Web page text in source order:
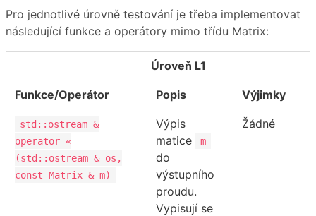
Pro jednotlivé úrovně testování je třeba implementovat
následující funkce a operátory mimo třídu Matrix:
Úroveň L1
Funkce/Operátor Popis Výjimky
std::ostream &
operator «
(std::ostream & os,
const Matrix & m)
Výpis
matice
m
do
výstupního
proudu.
Vypisují se
Žádné